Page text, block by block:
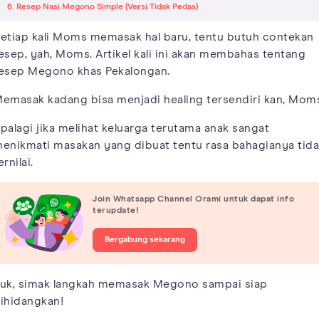
6. Resep Nasi Megono Simple (Versi Tidak Pedas)
kali Moms memasak hal baru, tentu butuh contekan
yah, Moms. Artikel kali ini akan membahas tentang
Megono khas Pekalongan.
kadang bisa menjadi healing tersendiri kan,
jika melihat keluarga terutama anak sangat
masakan yang dibuat tentu rasa bahagianya
Join Whatsapp Channel Orami untuk dapat info
terupdate!
Bergabung sekarang
simak langkah memasak Megono sampai siap